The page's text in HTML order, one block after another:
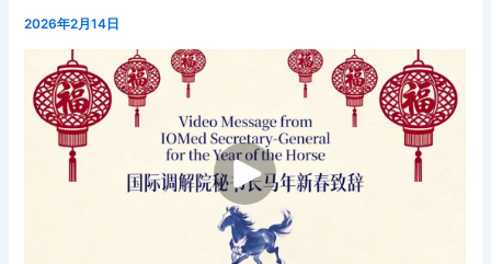
2026年2月14日